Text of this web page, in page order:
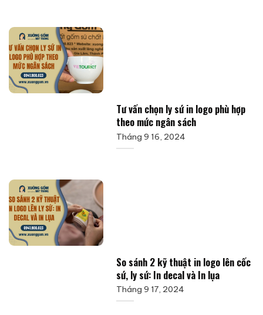
Tư vấn chọn ly sứ in logo phù hợp
theo mức ngân sách
Tháng 9 16, 2024
So sánh 2 kỹ thuật in logo lên cốc
sứ, ly sứ: In decal và In lụa
Tháng 9 17, 2024